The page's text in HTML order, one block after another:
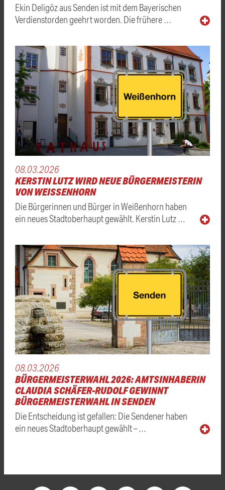
Ekin Deligöz aus Senden ist mit dem Bayerischen
Verdienstorden geehrt worden. Die frühere …
08.03.2026
KERSTIN LUTZ WIRD NEUE BÜRGERMEISTERIN
VON WEISSENHORN
Die Bürgerinnen und Bürger in Weißenhorn haben
ein neues Stadtoberhaupt gewählt. Kerstin Lutz …
08.03.2026
BÜRGERMEISTERWAHL 2026: AMTSINHABERIN
CLAUDIA SCHÄFER-RUDOLF GEWINNT
BÜRGERMEISTERWAHL IN SENDEN
Die Entscheidung ist gefallen: Die Sendener haben
ein neues Stadtoberhaupt gewählt – …